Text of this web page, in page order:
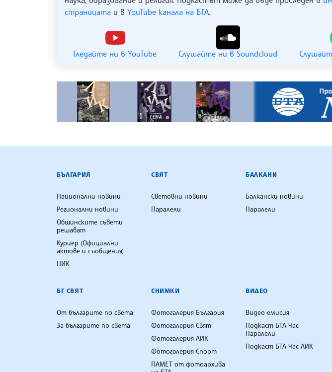
страницата и в YouTube канала на БТА.
Гледайте ни в YouTube Слушайте ни в Soundcloud
БЪЛГАРСКА ТЕЛЕГРАФНА АГЕНЦИЯ
БЪЛГАРИЯ
Национални новини
Регионални новини
Общинските съвети
решават
Куриер (Официални
актове и съобщения)
ЦИК
СВЯТ
Световни новини
Паралели
БАЛКАНИ
Балкански новини
Паралели
БГ СВЯТ
От българите по света
За българите по света
СНИМКИ
Фотогалерия България
Фотогалерия Свят
Фотогалерия ЛИК
Фотогалерия Спорт
ПАМЕТ от фотоархива
ВИДЕО
Видео емисия
Подкаст БТА Час
Паралели
Подкаст БТА Час ЛИК